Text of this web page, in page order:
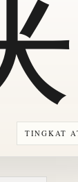
TINGKAT